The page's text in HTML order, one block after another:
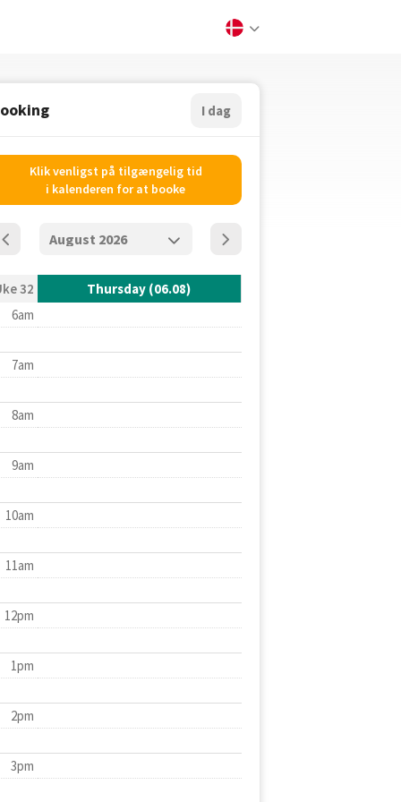
I dag
Klik venligst på tilgængelig tid
i kalenderen for at booke
32
Thursday (06.08)
6am
7am
8am
9am
10am
11am
12pm
1pm
2pm
3pm